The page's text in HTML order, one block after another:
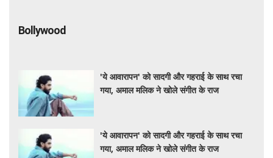
Bollywood
'ये आवारापन' को सादगी और गहराई के साथ रचा
गया, अमाल मलिक ने खोले संगीत के राज
'ये आवारापन' को सादगी और गहराई के साथ रचा
गया, अमाल मलिक ने खोले संगीत के राज